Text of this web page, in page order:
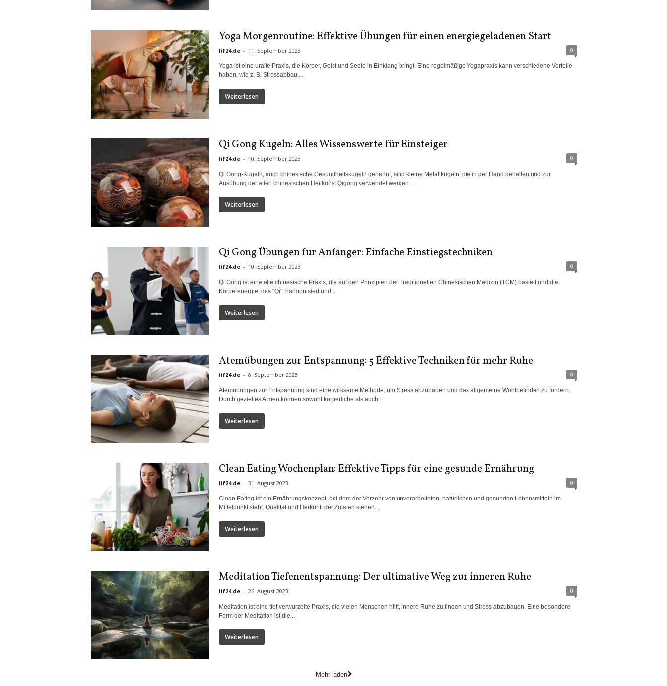
Yoga Morgenroutine: Effektive Übungen für einen energiegeladenen Start
lif24.de - 11. September 2023 0
Yoga ist eine uralte Praxis, die Körper, Geist und Seele in Einklang bringt. Eine regelmäßige Yogapraxis kann verschiedene Vorteile
haben, wie z. B. Stressabbau,...
Weiterlesen
Qi Gong Kugeln: Alles Wissenswerte für Einsteiger
lif24.de - 10. September 2023 0
Qi Gong-Kugeln, auch chinesische Gesundheitskugeln genannt, sind kleine Metallkugeln, die in der Hand gehalten und zur
Ausübung der alten chinesischen Heilkunst Qigong verwendet werden....
Weiterlesen
Qi Gong Übungen für Anfänger: Einfache Einstiegstechniken
lif24.de - 10. September 2023 0
Qi Gong ist eine alte chinesische Praxis, die auf den Prinzipien der Traditionellen Chinesischen Medizin (TCM) basiert und die
Körperenergie, das "Qi", harmonisiert und...
Weiterlesen
Atemübungen zur Entspannung: 5 Effektive Techniken für mehr Ruhe
lif24.de - 8. September 2023 0
Atemübungen zur Entspannung sind eine wirksame Methode, um Stress abzubauen und das allgemeine Wohlbefinden zu fördern.
Durch gezieltes Atmen können sowohl körperliche als auch...
Weiterlesen
Clean Eating Wochenplan: Effektive Tipps für eine gesunde Ernährung
lif24.de - 31. August 2023 0
Clean Eating ist ein Ernährungskonzept, bei dem der Verzehr von unverarbeiteten, natürlichen und gesunden Lebensmitteln im
Mittelpunkt steht. Qualität und Herkunft der Zutaten stehen...
Weiterlesen
Meditation Tiefenentspannung: Der ultimative Weg zur inneren Ruhe
lif24.de - 26. August 2023 0
Meditation ist eine tief verwurzelte Praxis, die vielen Menschen hilft, innere Ruhe zu finden und Stress abzubauen. Eine besondere
Form der Meditation ist die...
Weiterlesen
Mehr laden